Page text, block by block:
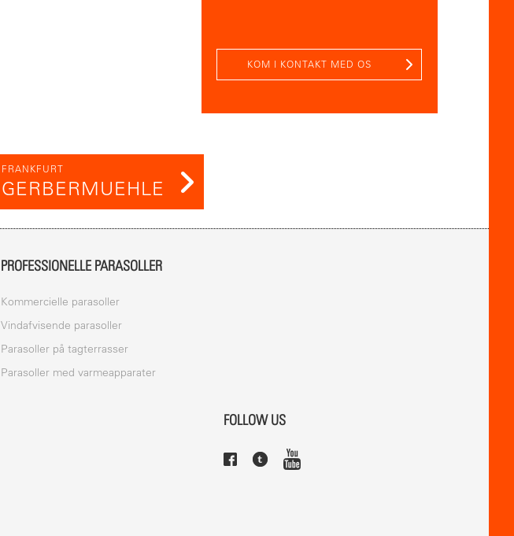
KOM I KONTAKT MED OS
FRANKFURT
GERBERMUEHLE
PROFESSIONELLE PARASOLLER
Kommercielle parasoller
Vindafvisende parasoller
Parasoller på tagterrasser
Parasoller med varmeapparater
FOLLOW US